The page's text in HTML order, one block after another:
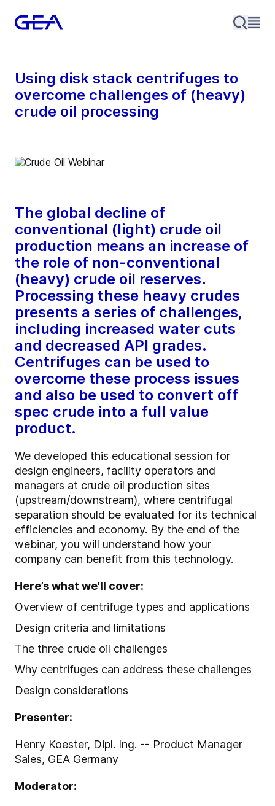
Using disk stack centrifuges to
overcome challenges of (heavy)
crude oil processing
The global decline of
conventional (light) crude oil
production means an increase of
the role of non-conventional
(heavy) crude oil reserves.
Processing these heavy crudes
presents a series of challenges,
including increased water cuts
and decreased API grades.
Centrifuges can be used to
overcome these process issues
and also be used to convert off
spec crude into a full value
product.
We developed this educational session for
design engineers, facility operators and
managers at crude oil production sites
(upstream/downstream), where centrifugal
separation should be evaluated for its technical
efficiencies and economy. By the end of the
webinar, you will understand how your
company can benefit from this technology.
Here’s what we'll cover:
Overview of centrifuge types and applications
Design criteria and limitations
The three crude oil challenges
Why centrifuges can address these challenges
Design considerations
Presenter:
Henry Koester, Dipl. Ing. -- Product Manager
Sales, GEA Germany
Moderator: